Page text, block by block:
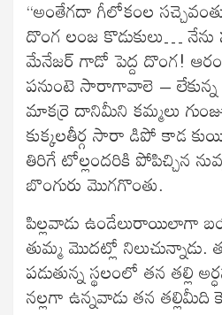
“అంతేగదా గీలోకంల
దొంగ లంజ కొడుకులు…
మేనేజర్ గాడో పెద్ద దొంగ!
పనుంటె సారాగావాలె –
మాకర్రె దానిమీని కమ్మలు
కుక్కలతీర్గ సారా డిపో కాడ
తిరిగే టోల్లందరికి పోపిచ్చిన
బొంగురు మొగగొంతు.
పిల్లవాడు ఉండేలురాయిలాగా
తుమ్మ మొదట్లో నిలుచున్నాడు.
పడుతున్న స్థలంలో తన తల్లి
నల్లగా ఉన్నవాడు తన తల్లిమీది